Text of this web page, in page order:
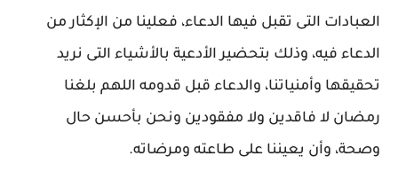
العبادات التى تقبل فيها الدعاء، فعلينا من الإكثار من
الدعاء فيه، وذلك بتحضير الأدعية بالأشياء التى نريد
تحقيقها وأمنياتنا، والدعاء قبل قدومه اللهم بلغنا
رمضان لا فاقدين ولا مفقودين ونحن بأحسن حال
وصحة، وأن يعيننا على طاعته ومرضاته.